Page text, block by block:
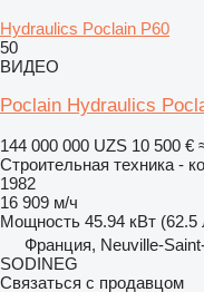
Hydraulics Poclain P60
50
ВИДЕО
Poclain Hydraulics
144 000 000 UZS 10 500 €
Строительная техника -
1982
16 909 м/ч
Мощность 45.94 кВт (62.5
Франция, Neuville-
SODINEG
Связаться с продавцом